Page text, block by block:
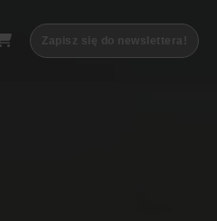
Zapisz się do newslettera!